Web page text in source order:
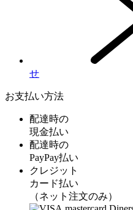
せ
お支払い方法
配達時の
現金払い
配達時の
PayPay払い
クレジット
カード払い
（ネット注文のみ）